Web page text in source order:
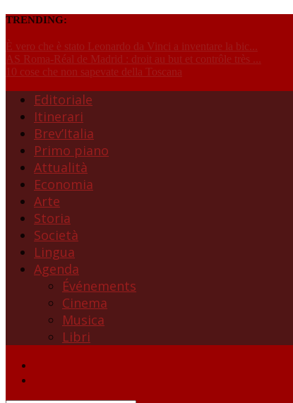
TRENDING:
È vero che è stato Leonardo da Vinci a inventare la bic...
AS Roma-Réal de Madrid : droit au but et contrôle très ...
10 cose che non sapevate della Toscana
Editoriale
Itinerari
Brev’Italia
Primo piano
Attualità
Economia
Arte
Storia
Società
Lingua
Agenda
Événements
Cinema
Musica
Libri